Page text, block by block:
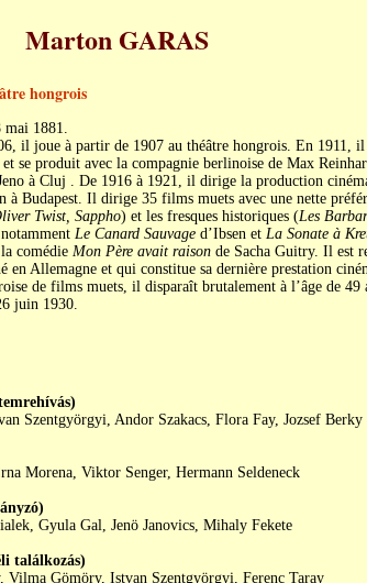
Marton GARAS
hongrois
mai 1881.
il joue à partir de 1907 au théâtre hongrois. En 1911,
se produit avec la compagnie berlinoise de Max
à Cluj . De 1916 à 1921, il dirige la production
Budapest. Il dirige 35 films muets avec une nette
Twist, Sappho) et les fresques historiques (Les
Le Canard Sauvaged’Ibsen et La Sonate à
comédie Mon Père avait raisonde Sacha Guitry. Il est
en Allemagne et qui constitue sa dernière prestation
de films muets, il disparaît brutalement à l’âge de 49
juin 1930.
Szentgyörgyi, Andor Szakacs, Flora Fay, Jozsef Berky
Morena, Viktor Senger, Hermann Seldeneck
Gyula Gal, Jenö Janovics, Mihaly Fekete
találkozás)
Gömöry, Istvan Szentgyörgyi, Ferenc Taray